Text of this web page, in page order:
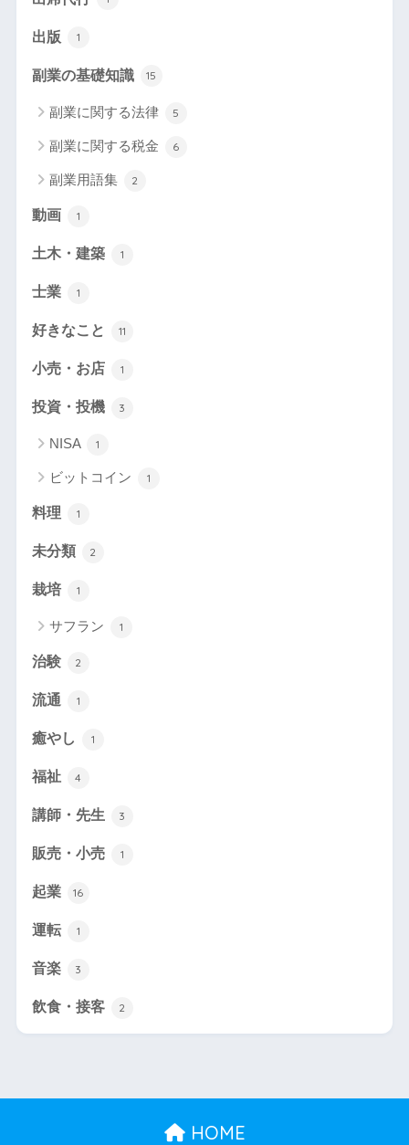
出版 1
副業の基礎知識 15
副業に関する法律 5
副業に関する税金 6
副業用語集 2
動画 1
土木・建築 1
士業 1
好きなこと 11
小売・お店 1
投資・投機 3
NISA 1
ビットコイン 1
料理 1
未分類 2
栽培 1
サフラン 1
治験 2
流通 1
癒やし 1
福祉 4
講師・先生 3
販売・小売 1
起業 16
運転 1
音楽 3
飲食・接客 2
HOME